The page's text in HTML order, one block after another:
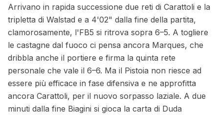
Arrivano in rapida successione due reti di Carattoli e la
tripletta di Walstad e a 4'02" dalla fine della partita,
clamorosamente, l'FB5 si ritrova sopra 6–5. A togliere
le castagne dal fuoco ci pensa ancora Marques, che
dribbla anche il portiere e firma la quinta rete
personale che vale il 6–6. Ma il Pistoia non riesce ad
essere più efficace in fase difensiva e ne approfitta
ancora Carattoli, per il nuovo sorpasso laziale. A due
minuti dalla fine Biagini si gioca la carta di Duda